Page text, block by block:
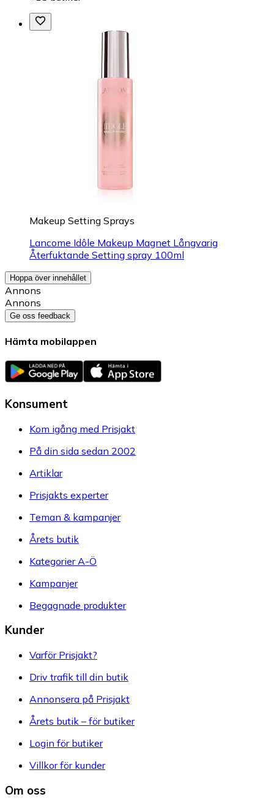
Makeup Setting Sprays
Lancome Idôle Makeup Magnet Långvarig
Återfuktande Setting spray 100ml
Hoppa över innehållet
Annons
Annons
Ge oss feedback
Hämta mobilappen
Konsument
Kom igång med Prisjakt
På din sida sedan 2002
Artiklar
Prisjakts experter
Teman & kampanjer
Årets butik
Kategorier A-Ö
Kampanjer
Begagnade produkter
Kunder
Varför Prisjakt?
Driv trafik till din butik
Annonsera på Prisjakt
Årets butik – för butiker
Login för butiker
Villkor för kunder
Om oss